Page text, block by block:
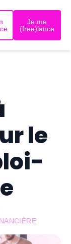
Je me
(free)lance
le